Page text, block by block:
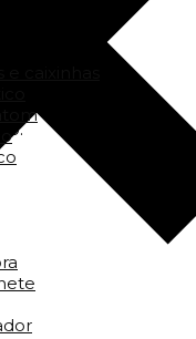
caixinhas